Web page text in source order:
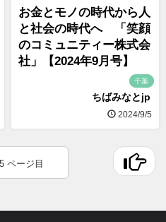
お金とモノの時代から人
と社会の時代へ 「笑顔
のコミュニティー株式会
社」【2024年9月号】
千葉
ちばみなとjp
2024/9/5
ページ目